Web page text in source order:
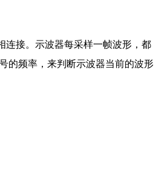
连接。示波器每采样一帧波形，都
的频率，来判断示波器当前的波形